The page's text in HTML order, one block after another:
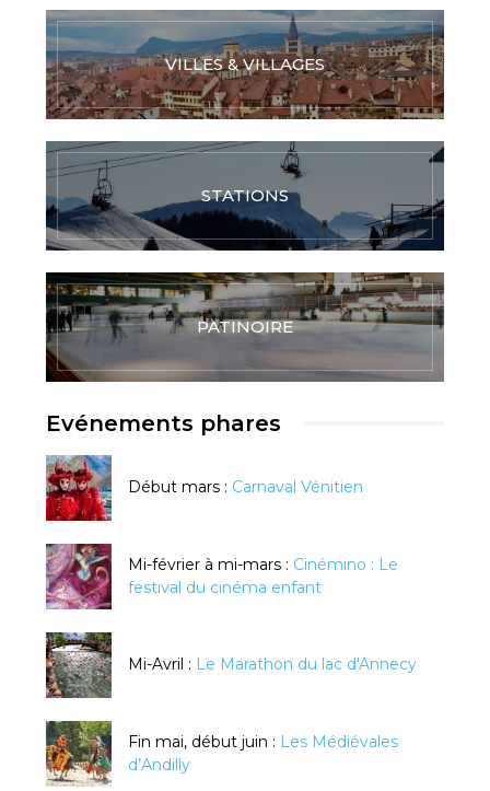
VILLES & VILLAGES
STATIONS
PATINOIRE
Evénements phares
Début mars : Carnaval Vénitien
Mi-février à mi-mars : Cinémino : Le
festival du cinéma enfant
Mi-Avril : Le Marathon du lac d'Annecy
Fin mai, début juin : Les Médiévales
d’Andilly